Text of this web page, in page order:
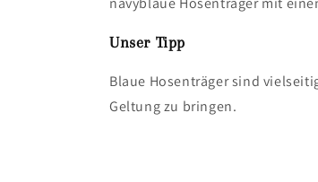
Unser Tipp
Blaue Hosenträger sind
Geltung zu bringen.